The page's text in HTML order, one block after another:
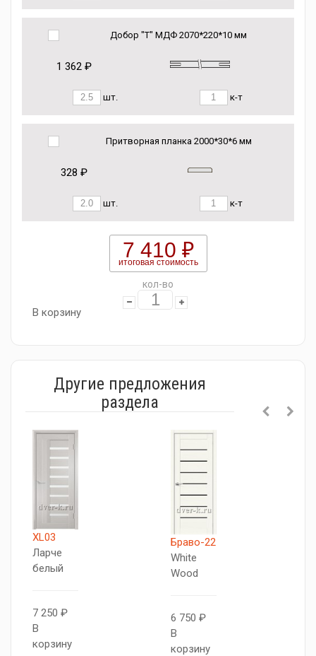
Добор "Т" МДФ 2070*220*10 мм
1 362 ₽
шт. к-т
Притворная планка 2000*30*6 мм
328 ₽
шт. к-т
7 410 ₽
итоговая стоимость
кол-во
В корзину
Другие предложения
раздела
XL03
Ларче
белый
7 250 ₽
В
корзину
Браво-22
White
Wood
6 750 ₽
В
корзину